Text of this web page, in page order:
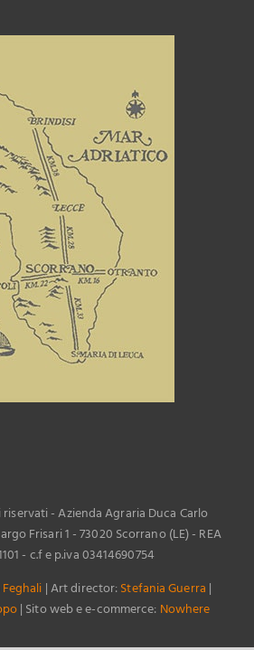
- Azienda Agraria Duca Carlo
Frisari 1 - 73020 Scorrano (LE) - REA
- c.f e p.iva 03414690754
| Art director:Stefania Guerra |
| Sito web e e-commerce: Nowhere